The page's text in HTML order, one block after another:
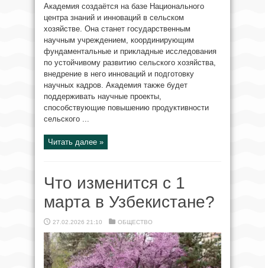
Академия создаётся на базе Национального
центра знаний и инноваций в сельском
хозяйстве. Она станет государственным
научным учреждением, координирующим
фундаментальные и прикладные исследования
по устойчивому развитию сельского хозяйства,
внедрение в него инноваций и подготовку
научных кадров. Академия также будет
поддерживать научные проекты,
способствующие повышению продуктивности
сельского ...
Читать далее »
Что изменится с 1
марта в Узбекистане?
27.02.2026 21:10 ОБЩЕСТВО